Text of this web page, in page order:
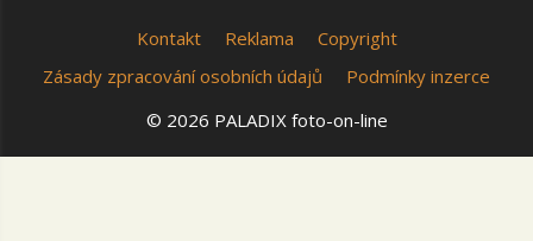
Kontakt Reklama
Copyright
Zásady zpracování osobních údajů
Podmínky inzerce
© 2026 PALADIX foto-on-line